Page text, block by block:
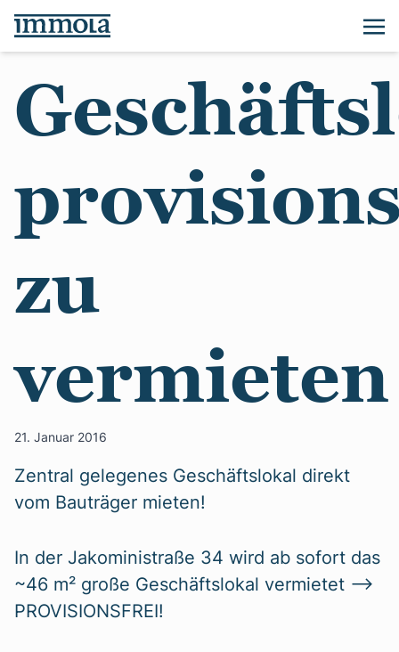
zu
vermieten
21. Januar 2016
Zentral gelegenes Geschäftslokal direkt
vom Bauträger mieten!
In der Jakoministraße 34 wird ab sofort das
~46 m² große Geschäftslokal vermietet –>
PROVISIONSFREI!